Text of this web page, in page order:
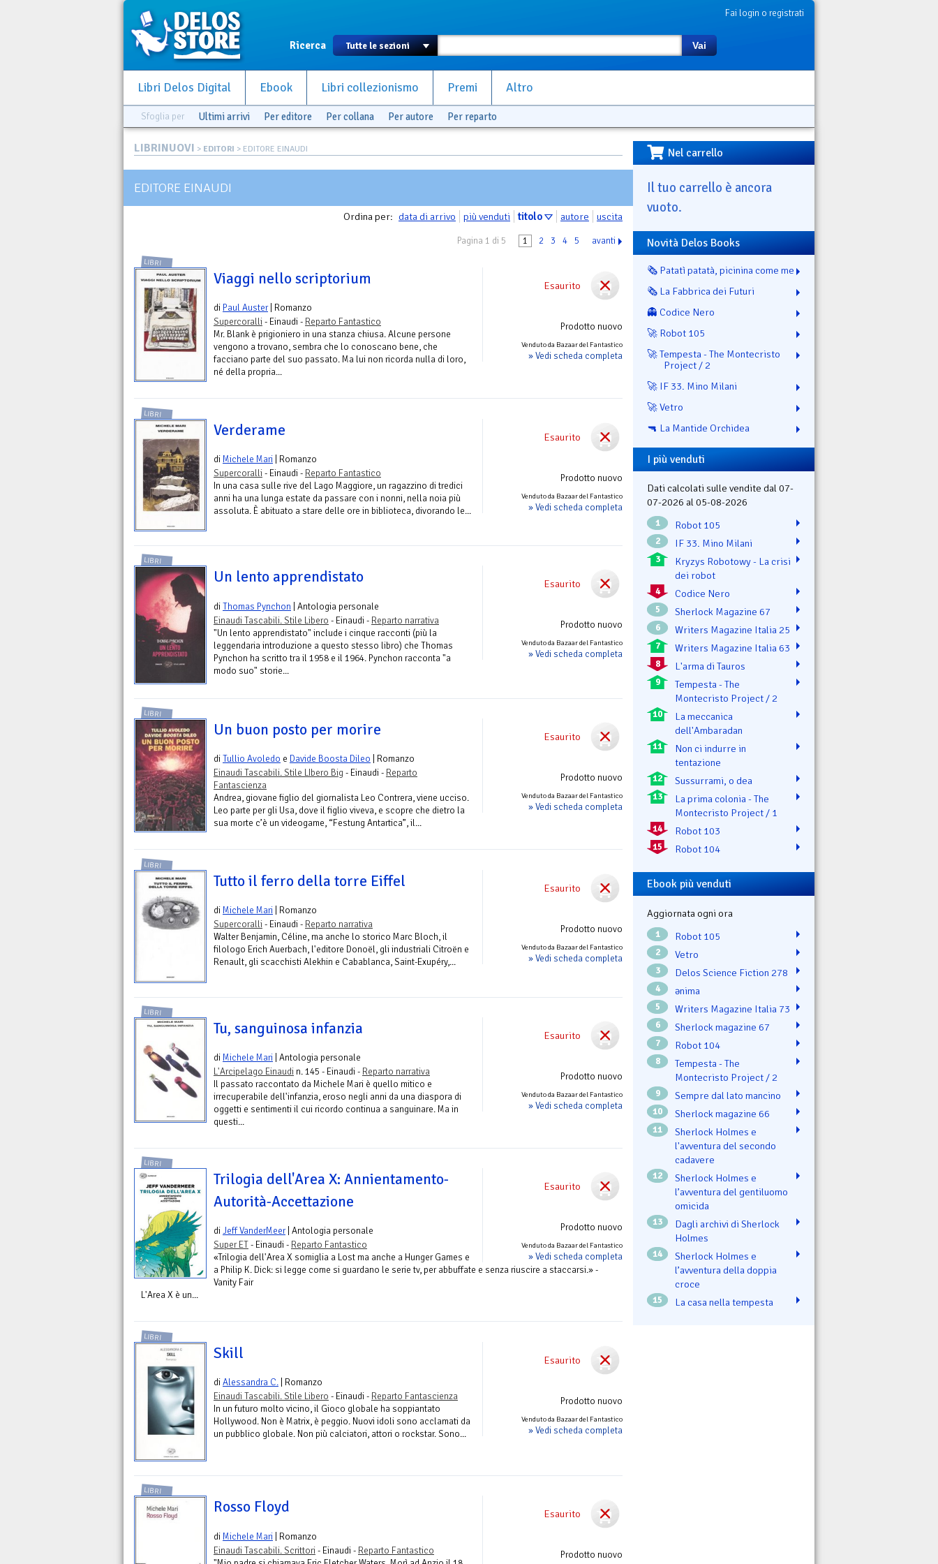
Fai login o registrati
Ricerca Vai
Libri Delos Digital Ebook Libri collezionismo Premi Altro
Sfoglia per Ultimi arrivi Per editore Per collana Per autore Per reparto
LIBRINUOVI > EDITORI > EDITORE EINAUDI
EDITORE EINAUDI
Ordina per: data di arrivo più venduti titolo autore uscita
Pagina 1 di 5 1 2 3 4 5 avanti
Esaurito
Prodotto nuovo
Venduto da Bazaar del Fantastico
» Vedi scheda completa
LIBRI
Viaggi nello scriptorium
di Paul Auster| Romanzo
Supercoralli - Einaudi - Reparto Fantastico
Mr. Blank è prigioniero in una stanza chiusa. Alcune persone
vengono a trovano, sembra che lo conoscano bene, che
facciano parte del suo passato. Ma lui non ricorda nulla di loro,
né della propria...
Esaurito
Prodotto nuovo
Venduto da Bazaar del Fantastico
» Vedi scheda completa
LIBRI
Verderame
di Michele Mari | Romanzo
Supercoralli - Einaudi - Reparto Fantastico
In una casa sulle rive del Lago Maggiore, un ragazzino di tredici
anni ha una lunga estate da passare con i nonni, nella noia più
assoluta. È abituato a stare delle ore in biblioteca, divorando le...
Esaurito
Prodotto nuovo
Venduto da Bazaar del Fantastico
» Vedi scheda completa
LIBRI
Un lento apprendistato
diThomas Pynchon | Antologia personale
Einaudi Tascabili. Stile Libero - Einaudi - Reparto narrativa
"Un lento apprendistato" include i cinque racconti (più la
leggendaria introduzione a questo stesso libro) che Thomas
Pynchon ha scritto tra il 1958 e il 1964. Pynchon racconta "a
modo suo" storie...
Esaurito
Prodotto nuovo
Venduto da Bazaar del Fantastico
» Vedi scheda completa
LIBRI
Un buon posto per morire
diTullio Avoledo e Davide Boosta Dileo | Romanzo
Einaudi Tascabili. Stile LIbero Big- Einaudi - Reparto
Fantascienza
Andrea, giovane figlio del giornalista Leo Contrera, viene ucciso.
Leo parte per gli Usa, dove il figlio viveva, e scopre che dietro la
sua morte c’è un videogame, “Festung Antartica”, il...
Esaurito
Prodotto nuovo
Venduto da Bazaar del Fantastico
» Vedi scheda completa
LIBRI
Tutto il ferro della torre Eiffel
di Michele Mari | Romanzo
Supercoralli - Einaudi - Reparto narrativa
Walter Benjamin, Céline, ma anche lo storico Marc Bloch, il
filologo Erich Auerbach, l'editore Donoël, gli industriali Citroën e
Renault, gli scacchisti Alekhin e Cabablanca, Saint-Exupéry,...
Esaurito
Prodotto nuovo
Venduto da Bazaar del Fantastico
» Vedi scheda completa
LIBRI
Tu, sanguinosa infanzia
di Michele Mari | Antologia personale
L'Arcipelago Einaudi n. 145 - Einaudi - Reparto narrativa
Il passato raccontato da Michele Mari è quello mitico e
irrecuperabile dell'infanzia, eroso negli anni da una diaspora di
oggetti e sentimenti il cui ricordo continua a sanguinare. Ma in
questi...
Esaurito
Prodotto nuovo
Venduto da Bazaar del Fantastico
» Vedi scheda completa
LIBRI
Trilogia dell'Area X: Annientamento-
Autorità-Accettazione
diJeff VanderMeer| Antologia personale
Super ET- Einaudi - Reparto Fantastico
«Trilogia dell'Area X somiglia a Lost ma anche a Hunger Games e
a Philip K. Dick: si legge come si guardano le serie tv, per abbuffate e senza riuscire a staccarsi.» -
Vanity Fair
L'Area X è un...
Esaurito
Prodotto nuovo
Venduto da Bazaar del Fantastico
» Vedi scheda completa
LIBRI
Skill
diAlessandra C. | Romanzo
Einaudi Tascabili. Stile Libero - Einaudi - Reparto Fantascienza
In un futuro molto vicino, il Gioco globale ha soppiantato
Hollywood. Non è Matrix, è peggio. Nuovi idoli sono acclamati da
un pubblico globale. Non più calciatori, attori o rockstar. Sono...
Esaurito
Prodotto nuovo
LIBRI
Rosso Floyd
di Michele Mari | Romanzo
Einaudi Tascabili. Scrittori - Einaudi - Reparto Fantastico
Nel carrello
Il tuo carrello è ancora
vuoto.
Novità Delos Books
🗞️ Patatì patatà, picinina come me
🗞️ La Fabbrica dei Futuri
👻 Codice Nero
🚀 Robot 105
🚀 Tempesta - The Montecristo
Project / 2
🚀 IF 33. Mino Milani
🚀 Vetro
🔫 La Mantide Orchidea
I più venduti
Dati calcolati sulle vendite dal 07-
07-2026 al 05-08-2026
1 Robot 105
2 IF 33. Mino Milani
3
Kryzys Robotowy - La crisi
dei robot
4 Codice Nero
5 Sherlock Magazine 67
6 Writers Magazine Italia 25
7 Writers Magazine Italia 63
8 L'arma di Tauros
9
Tempesta - The
Montecristo Project / 2
10
La meccanica
dell'Ambaradan
11
Non ci indurre in
tentazione
12 Sussurrami, o dea
13
La prima colonia - The
Montecristo Project / 1
14 Robot 103
15 Robot 104
Ebook più venduti
Aggiornata ogni ora
1 Robot 105
2 Vetro
3 Delos Science Fiction 278
4 ənima
5 Writers Magazine Italia 73
6 Sherlock magazine 67
7 Robot 104
8
Tempesta - The
Montecristo Project / 2
9 Sempre dal lato mancino
10 Sherlock magazine 66
11
Sherlock Holmes e
l'avventura del secondo
cadavere
12
Sherlock Holmes e
l’avventura del gentiluomo
omicida
13
Dagli archivi di Sherlock
Holmes
14
Sherlock Holmes e
l’avventura della doppia
croce
15 La casa nella tempesta